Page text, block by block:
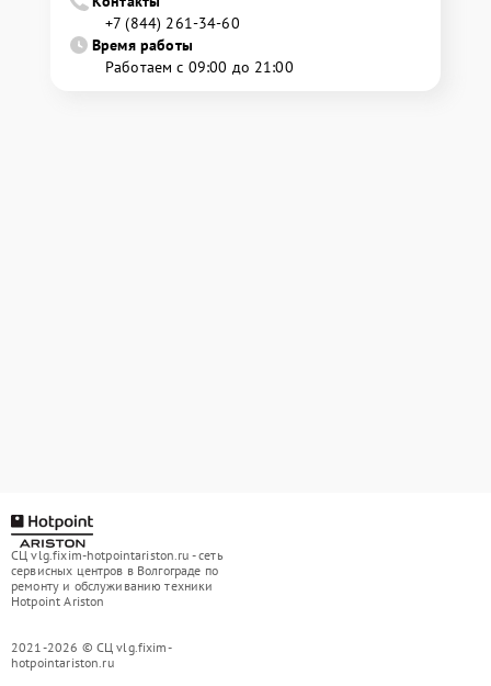
+7 (844) 261-34-60
Время работы
Работаем с 09:00 до 21:00
СЦ vlg.fixim-hotpointariston.ru - сеть
сервисных центров в Волгограде по
ремонту и обслуживанию техники
Hotpoint Ariston
2021-2026 © СЦ vlg.fixim-
hotpointariston.ru